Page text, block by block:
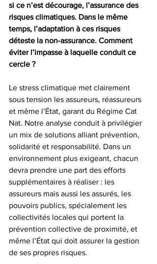
si ce n’est décourage, l’assurance des
risques climatiques. Dans le même
temps, l’adaptation à ces risques
déteste la non-assurance. Comment
éviter l’impasse à laquelle conduit ce
cercle ?
Le stress climatique met clairement
sous tension les assureurs, réassureurs
et même l’État, garant du Régime Cat
Nat. Notre analyse conduit à privilégier
un mix de solutions alliant prévention,
solidarité et responsabilité. Dans un
environnement plus exigeant, chacun
devra prendre une part des efforts
supplémentaires à réaliser : les
assureurs mais aussi les assurés, les
pouvoirs publics, spécialement les
collectivités locales qui portent la
prévention collective de proximité, et
même l’État qui doit assurer la gestion
de ses propres risques.